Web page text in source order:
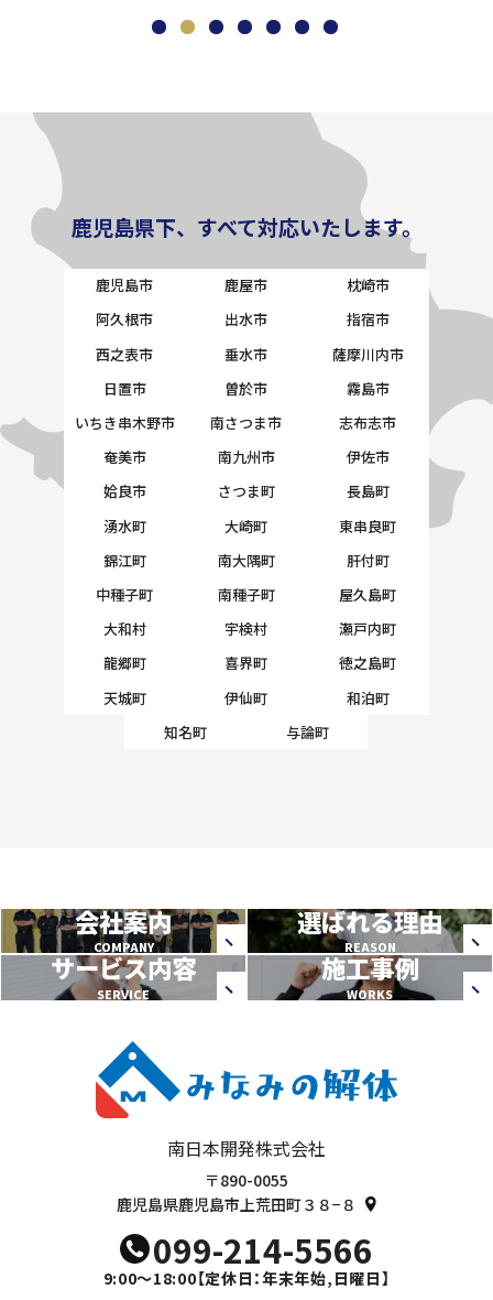
鹿児島県下、すべて対応いたします。
鹿児島市 鹿屋市
枕崎市
阿久根市
出水市
指宿市
西之表市
垂水市
薩摩川内市
日置市
曽於市
霧島市
いちき串木野市
南さつま市
志布志市
奄美市
南九州市
伊佐市
姶良市
さつま町
長島町
湧水町
大崎町
東串良町
錦江町
南大隅町
肝付町
中種子町
南種子町
屋久島町
大和村
宇検村
瀬戸内町
龍郷町
喜界町
徳之島町
天城町
伊仙町
和泊町
知名町
与論町
会社案内
COMPANY
選ばれる理由
REASON
サービス内容
SERVICE
施工事例
WORKS
南日本開発株式会社
〒890-0055
鹿児島県鹿児島市上荒田町３８−８
099-214-5566
9:00～18:00【定休日：年末年始,日曜日】